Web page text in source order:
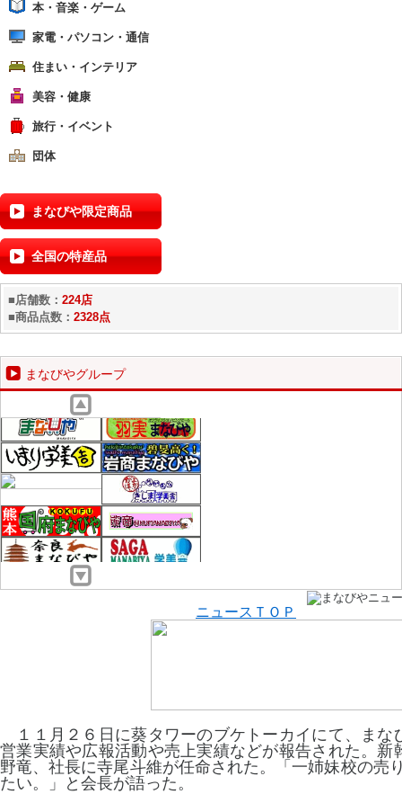
本・音楽・ゲーム
家電・パソコン・通信
住まい・インテリア
美容・健康
旅行・イベント
団体
まなびや限定商品
全国の特産品
■店舗数： 224店
■商品点数： 2328点
まなびやグループ
ニュースＴＯＰ
１１月２６日に葵タワーのブケトーカイにて、まな
営業実績や広報活動や売上実績などが報告された。
野竜、社長に寺尾斗維が任命された。「一姉妹校の売
たい。」と会長が語った。